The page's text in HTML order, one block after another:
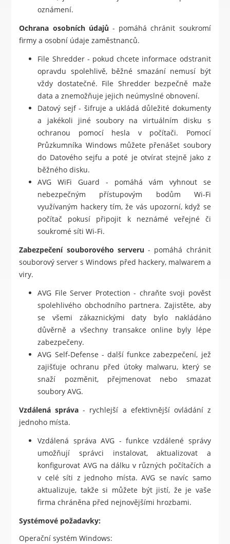
oznámení.
Ochrana osobních údajů - pomáhá chránit soukromí
firmy a osobní údaje zaměstnanců.
File Shredder - pokud chcete informace odstranit
opravdu spolehlivě, běžné smazání nemusí být
vždy dostatečné. File Shredder bezpečně maže
data a znemožňuje jejich neúmyslné obnovení.
Datový sejf - šifruje a ukládá důležité dokumenty
a jakékoli jiné soubory na virtuálním disku s
ochranou pomocí hesla v počítači. Pomocí
Průzkumníka Windows můžete přenášet soubory
do Datového sejfu a poté je otvírat stejně jako z
běžného disku.
AVG WiFi Guard - pomáhá vám vyhnout se
nebezpečným přístupovým bodům Wi-Fi
využívaným hackery tím, že vás upozorní, když se
počítač pokusí připojit k neznámé veřejné či
soukromé síti Wi-Fi.
Zabezpečení souborového serveru - pomáhá chránit
souborový server s Windows před hackery, malwarem a
viry.
AVG File Server Protection - chraňte svoji pověst
spolehlivého obchodního partnera. Zajistěte, aby
se všemi zákaznickými daty bylo nakládáno
důvěrně a všechny transakce online byly lépe
zabezpečeny.
AVG Self-Defense - další funkce zabezpečení, jež
zajišťuje ochranu před útoky malwaru, který se
snaží pozměnit, přejmenovat nebo smazat
soubory AVG.
Vzdálená správa - rychlejší a efektivnější ovládání z
jednoho místa.
Vzdálená správa AVG - funkce vzdálené správy
umožňují správci instalovat, aktualizovat a
konfigurovat AVG na dálku v různých počítačích a
v celé síti z jednoho místa. AVG se navíc samo
aktualizuje, takže si můžete být jistí, že je vaše
firma chráněna před nejnovějšími hrozbami.
Systémové požadavky:
Operační systém Windows: